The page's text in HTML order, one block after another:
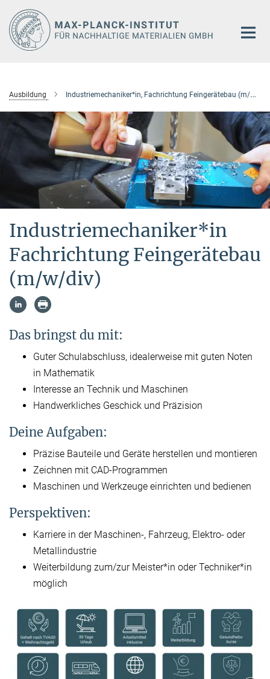
Hauptinhalt
Ausbildung Industriemechaniker*in, Fachrichtung Feingerätebau (m/w/div)
Industriemechaniker*in
Fachrichtung Feingerätebau
(m/w/div)
Das bringst du mit:
Guter Schulabschluss, idealerweise mit guten Noten
in Mathematik
Interesse an Technik und Maschinen
Handwerkliches Geschick und Präzision
Deine Aufgaben:
Präzise Bauteile und Geräte herstellen und montieren
Zeichnen mit CAD-Programmen
Maschinen und Werkzeuge einrichten und bedienen
Perspektiven:
Karriere in der Maschinen-, Fahrzeug, Elektro- oder
Metallindustrie
Weiterbildung zum/zur Meister*in oder Techniker*in
möglich